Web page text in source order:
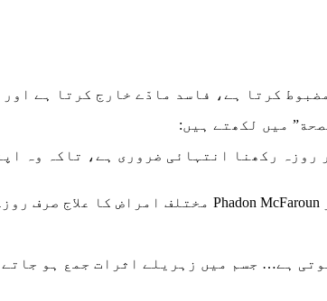
کرتا ہے، فاسد مادّے خارج کرتا ہے اور
میں لکھتے ہیں:
رکھنا انتہائی ضروری ہے، تاکہ وہ
ہے… جسم میں زہریلے اثرات جمع ہو